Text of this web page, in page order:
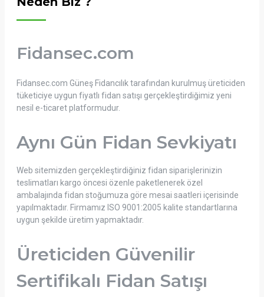
Fidansec.com
Fidansec.com Güneş Fidancılık tarafından kurulmuş üreticiden
tüketiciye uygun fiyatlı fidan satışı gerçekleştirdiğimiz yeni
nesil e-ticaret platformudur.
Aynı Gün Fidan Sevkiyatı
Web sitemizden gerçekleştirdiğiniz fidan siparişlerinizin
teslimatları kargo öncesi özenle paketlenerek özel
ambalajında fidan stoğumuza göre mesai saatleri içerisinde
yapılmaktadır. Firmamız ISO 9001:2005 kalite standartlarına
uygun şekilde üretim yapmaktadır.
Üreticiden Güvenilir
Sertifikalı Fidan Satışı